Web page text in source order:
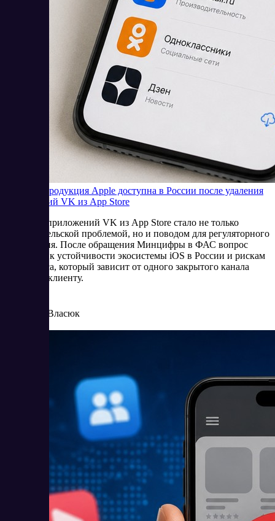
Будет ли продукция Apple доступна в России после удаления
приложений VK из App Store
Удаление приложений VK из App Store стало не только
пользовательской проблемой, но и поводом для регуляторного
обсуждения. После обращения Минцифры в ФАС вопрос
сместился к устойчивости экосистемы iOS в России и рискам
для бизнеса, который зависит от одного закрытого канала
доступа к клиенту.
Елена Власюк